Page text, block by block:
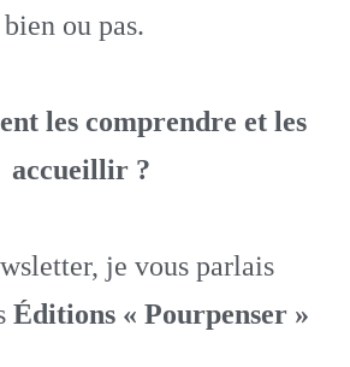
ou pas.
les comprendre et les
accueillir ?
je vous parlais
Éditions « Pourpenser »